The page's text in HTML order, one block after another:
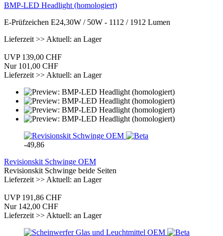
BMP-LED Headlight (homologiert)
E-Prüfzeichen E24,30W / 50W - 1112 / 1912 Lumen
Lieferzeit >> Aktuell: an Lager
UVP 139,00 CHF
Nur 101,00 CHF
Lieferzeit >> Aktuell: an Lager
-49,86
Revisionskit Schwinge OEM
Revisionskit Schwinge beide Seiten
Lieferzeit >> Aktuell: an Lager
UVP 191,86 CHF
Nur 142,00 CHF
Lieferzeit >> Aktuell: an Lager